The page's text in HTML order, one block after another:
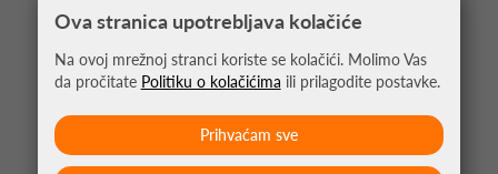
PIKADO TORBICA ABS-1 CRNA
17,90 €
Ova stranica upotrebljava kolačiće
Na ovoj mrežnoj stranci koriste se kolačići. Molimo Vas
da pročitate Politiku o kolačićima ili prilagodite postavke.
Prihvaćam sve